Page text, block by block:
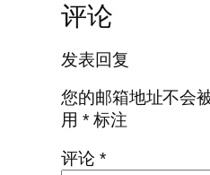
评论
发表回复
您的邮箱地址不会
用 *标注
评论 *